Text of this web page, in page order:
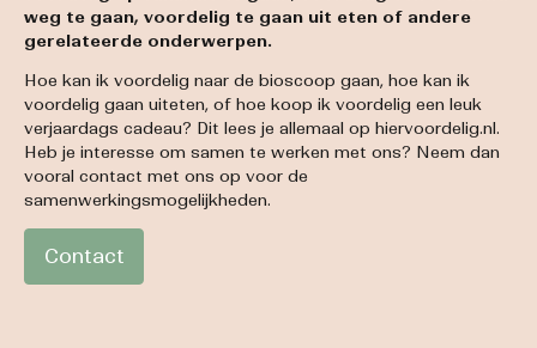
weg te gaan, voordelig te gaan uit eten of andere
gerelateerde onderwerpen.
Hoe kan ik voordelig naar de bioscoop gaan, hoe kan ik
voordelig gaan uiteten, of hoe koop ik voordelig een leuk
verjaardags cadeau? Dit lees je allemaal op hiervoordelig.nl.
Heb je interesse om samen te werken met ons? Neem dan
vooral contact met ons op voor de
samenwerkingsmogelijkheden.
Contact